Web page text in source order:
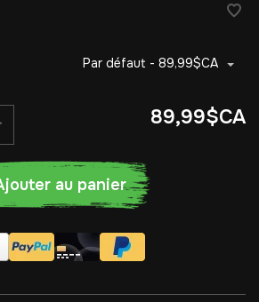
Par défaut - 89,99$CA
89,99$CA
au panier